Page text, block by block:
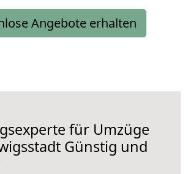
Angebote erhalten
für Umzüge
Günstig und